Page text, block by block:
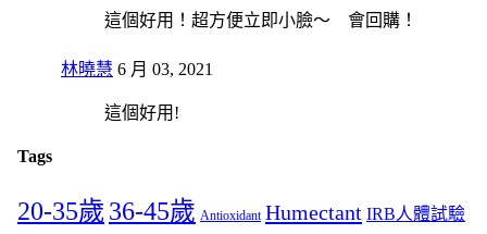
這個好用！超方便立即小臉～ 會回購！
林曉慧 6 月 03, 2021
這個好用!
Tags
20-35歲 36-45歲 Antioxidant Humectant IRB人體試驗